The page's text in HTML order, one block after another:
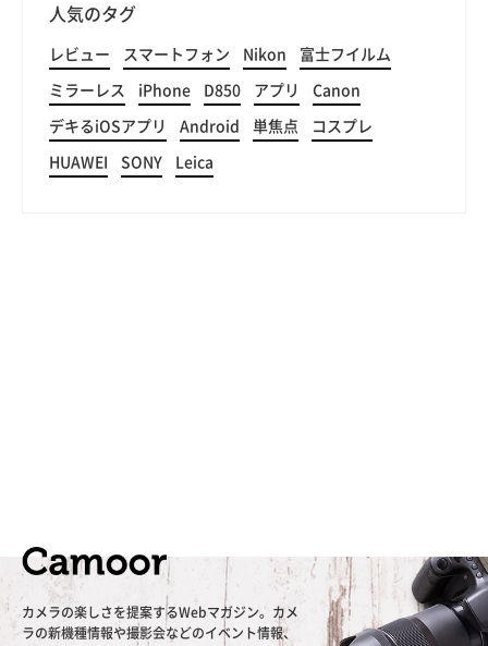
人気のタグ
レビュー スマートフォン Nikon 富士フイルム
ミラーレス iPhone D850 アプリ Canon
デキるiOSアプリ Android 単焦点 コスプレ
HUAWEI SONY Leica
カメラの楽しさを提案するWebマガジン。カメ
ラの新機種情報や撮影会などのイベント情報、